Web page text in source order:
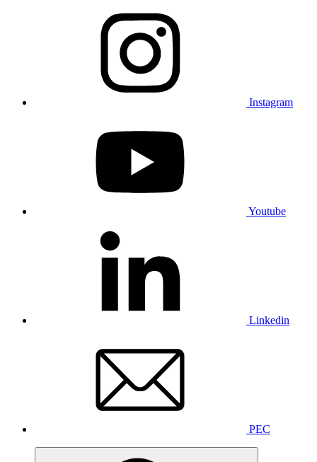
Instagram
Youtube
Linkedin
PEC